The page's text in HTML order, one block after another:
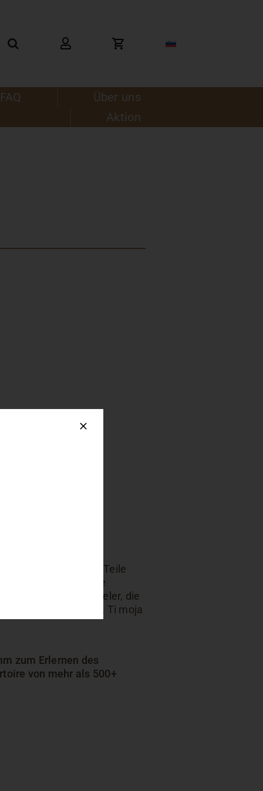
FAQ
Über uns
Aktion
das 2 oder sogar 3 Teile
und bereits einige
für Akkordeonspieler, die
Rženova Tinka, Ti moja
zum Erlernen des
von mehr als 500+